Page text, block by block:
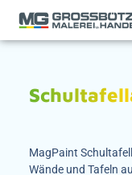
MagPaint
Wände und Tafeln